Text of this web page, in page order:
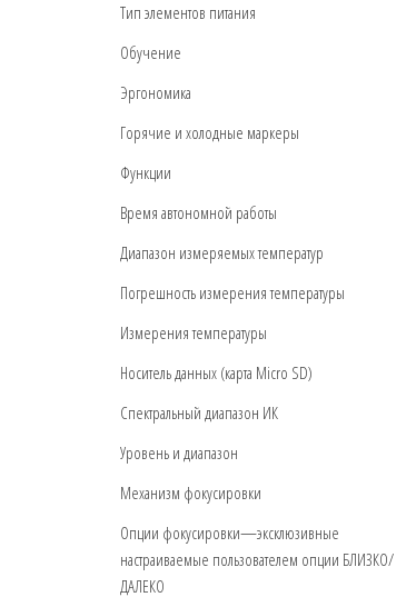
Тип элементов питания
Обучение
Эргономика
Горячие и холодные маркеры
Функции
Время автономной работы
Диапазон измеряемых температур
Погрешность измерения температуры
Измерения температуры
Носитель данных (карта Micro SD)
Спектральный диапазон ИК
Уровень и диапазон
Механизм фокусировки
Опции фокусировки—эксклюзивные
настраиваемые пользователем опции БЛИЗКО/
ДАЛЕКО